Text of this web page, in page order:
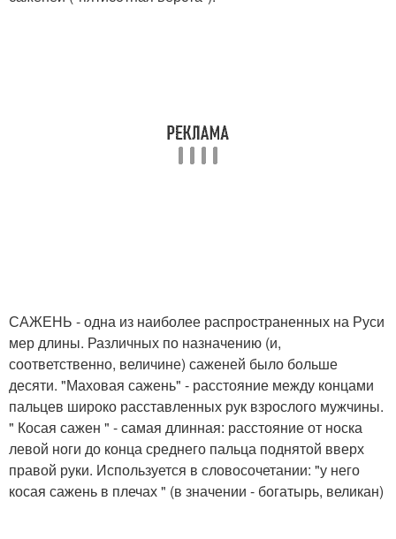
САЖЕНЬ - одна из наиболее распространенных на Руси
мер длины. Различных по назначению (и,
соответственно, величине) саженей было больше
десяти. "Маховая сажень" - расстояние между концами
пальцев широко расставленных рук взрослого мужчины.
" Косая сажен " - самая длинная: расстояние от носка
левой ноги до конца среднего пальца поднятой вверх
правой руки. Используется в словосочетании: "у него
косая сажень в плечах " (в значении - богатырь, великан)